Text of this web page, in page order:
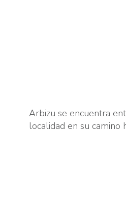
Arbizu se encuentra
localidad en su camino